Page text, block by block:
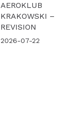
AEROKLUB
KRAKOWSKI –
REVISION
2026-07-22